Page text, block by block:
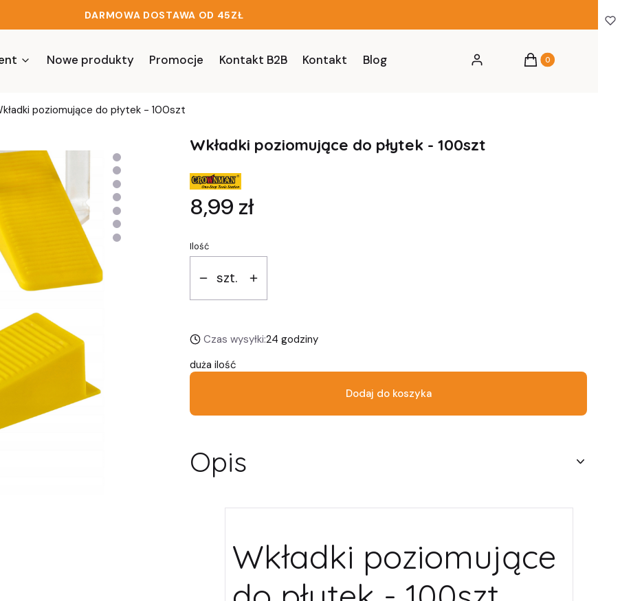
DARMOWA DOSTAWA OD 45ZŁ
Nowe produkty Promocje Kontakt B2B Kontakt Blog Zaloguj się Produkty w koszyku:
Koszyk
poziomujące do płytek - 100szt
Wkładki poziomujące do płytek - 100szt
Cena
8,99 zł
Ilość
szt.
Czas wysyłki:24 godziny
duża ilość
Dodaj do koszyka
Opis
Wkładki poziomujące